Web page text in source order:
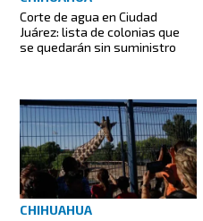
Corte de agua en Ciudad
Juárez: lista de colonias que
se quedarán sin suministro
CHIHUAHUA